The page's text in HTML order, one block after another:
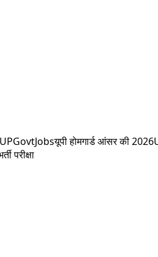
UPGovtJobsयूपी होमगार्ड आंसर की 2026
परीक्षा